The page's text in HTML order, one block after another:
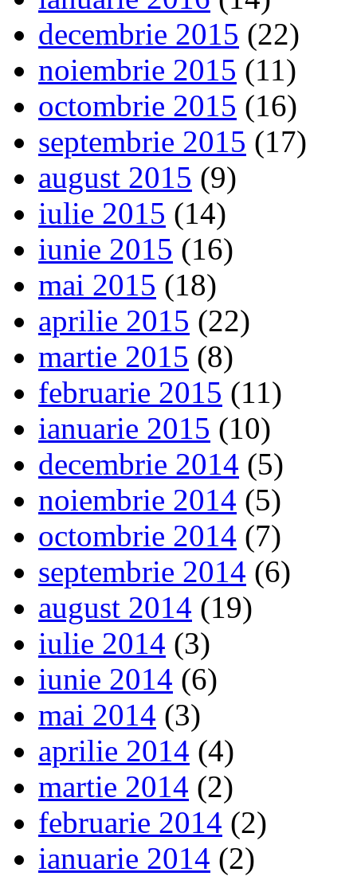
decembrie 2015 (22)
noiembrie 2015 (11)
octombrie 2015 (16)
septembrie 2015 (17)
august 2015 (9)
iulie 2015 (14)
iunie 2015 (16)
mai 2015 (18)
aprilie 2015 (22)
martie 2015 (8)
februarie 2015 (11)
ianuarie 2015 (10)
decembrie 2014 (5)
noiembrie 2014 (5)
octombrie 2014 (7)
septembrie 2014 (6)
august 2014 (19)
iulie 2014 (3)
iunie 2014 (6)
mai 2014 (3)
aprilie 2014 (4)
martie 2014 (2)
februarie 2014 (2)
ianuarie 2014 (2)